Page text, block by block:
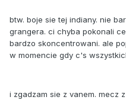
btw. boje sie tej indiany. nie
grangera. ci chyba pokonali
bardzo skoncentrowani. ale
w momencie gdy c's
i zgadzam sie z vanem. mecz